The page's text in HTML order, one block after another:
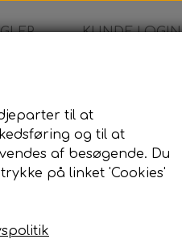
KUNDE LOGIN
til at
og til at
af besøgende. Du
på linket 'Cookies'